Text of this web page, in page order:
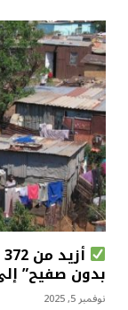
بدون صفيح” إلى
نوفمبر 5, 2025